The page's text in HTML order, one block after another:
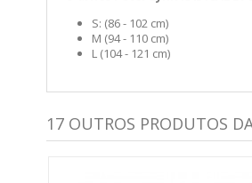
S: (86 - 102 cm)
M (94 - 110 cm)
L (104 - 121 cm)
17 OUTROS PRODUTOS